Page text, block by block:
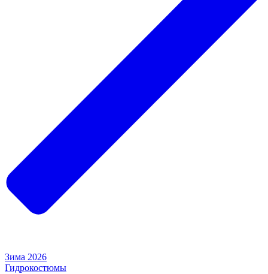
Зима 2026
Гидрокостюмы